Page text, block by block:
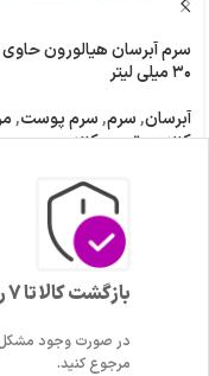
سرم آبرسان هیالورون
۳۰ میلی لیتر
آبرسان,سرم,سرم پوست,
کننده و ترمیم کننده
بازگشت کالا تا 7 روز
مرجوع کنید.